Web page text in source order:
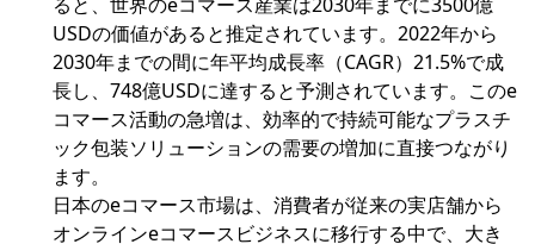
USDの価値があると推定されています。2022年から
2030年までの間に年平均成長率（CAGR）21.5%で成
長し、748億USDに達すると予測されています。このe
コマース活動の急増は、効率的で持続可能なプラスチ
ック包装ソリューションの需要の増加に直接つながり
ます。
日本のeコマース市場は、消費者が従来の実店舗から
オンラインeコマースビジネスに移行する中で、大き